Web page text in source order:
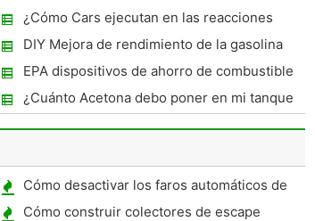
¿Cómo Cars ejecutan en las reacciones
químicas?
DIY Mejora de rendimiento de la gasolina
EPA dispositivos de ahorro de combustible
¿Cuánto Acetona debo poner en mi tanque
de gas?
Cómo desactivar los faros automáticos de
un Chevy Silverado Pickup 1999
Cómo construir colectores de escape